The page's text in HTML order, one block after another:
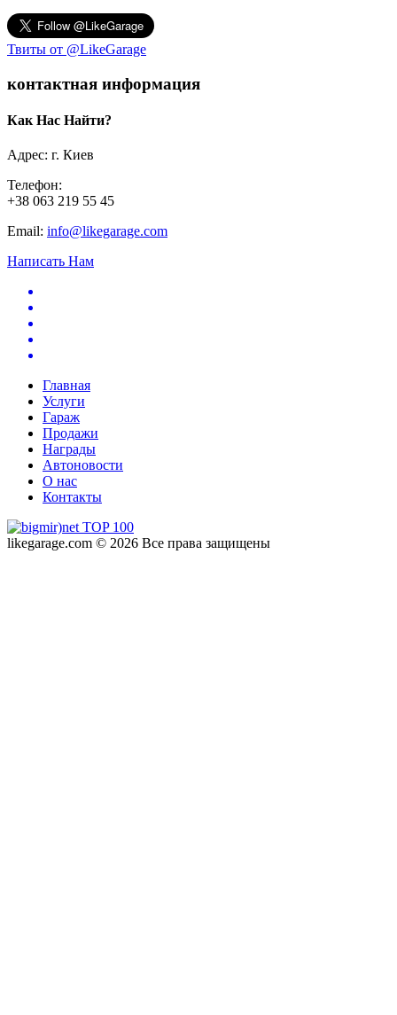
Твиты от @LikeGarage
контактная информация
Как Нас Найти?
Адрес: г. Киев
Телефон:
+38 063 219 55 45
Email: info@likegarage.com
Написать Нам
Главная
Услуги
Гараж
Продажи
Награды
Автоновости
О нас
Контакты
likegarage.com © 2026 Все права защищены